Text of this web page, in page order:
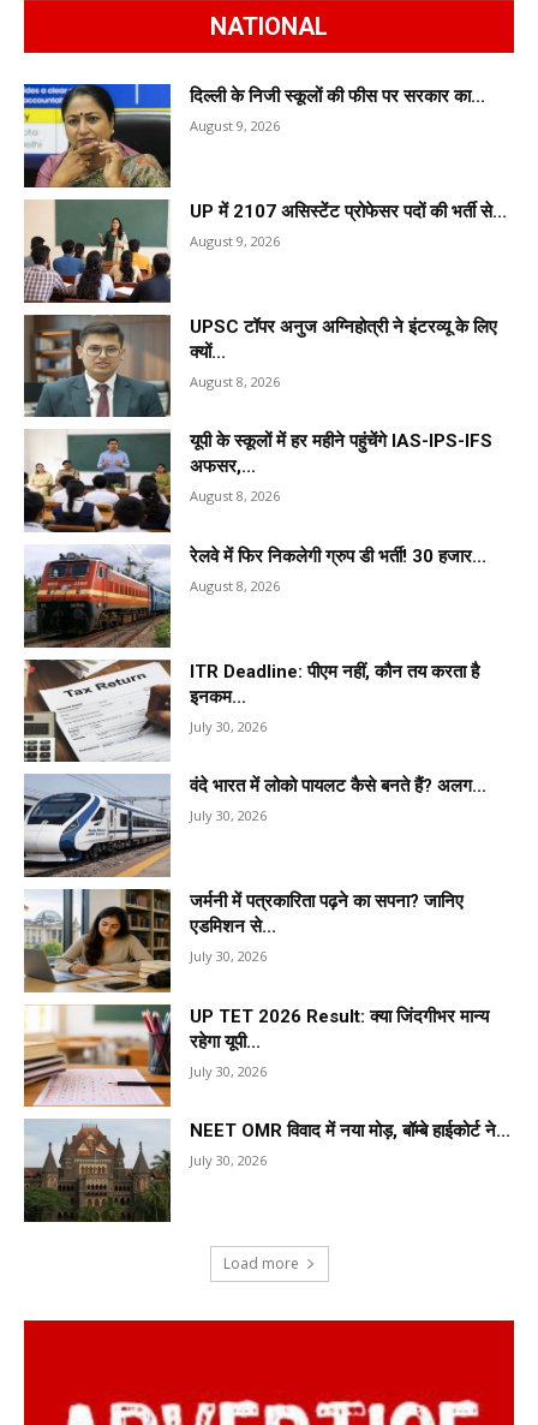
NATIONAL
दिल्ली के निजी स्कूलों की फीस पर सरकार का...
August 9, 2026
UP में 2107 असिस्टेंट प्रोफेसर पदों की भर्ती से...
August 9, 2026
UPSC टॉपर अनुज अग्निहोत्री ने इंटरव्यू के लिए
क्यों...
August 8, 2026
यूपी के स्कूलों में हर महीने पहुंचेंगे IAS-IPS-IFS
अफसर,...
August 8, 2026
रेलवे में फिर निकलेगी ग्रुप डी भर्ती! 30 हजार...
August 8, 2026
ITR Deadline: पीएम नहीं, कौन तय करता है
इनकम...
July 30, 2026
वंदे भारत में लोको पायलट कैसे बनते हैं? अलग...
July 30, 2026
जर्मनी में पत्रकारिता पढ़ने का सपना? जानिए
एडमिशन से...
July 30, 2026
UP TET 2026 Result: क्या जिंदगीभर मान्य
रहेगा यूपी...
July 30, 2026
NEET OMR विवाद में नया मोड़, बॉम्बे हाईकोर्ट ने...
July 30, 2026
Load more